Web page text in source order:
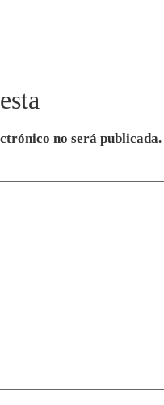
no será publicada.